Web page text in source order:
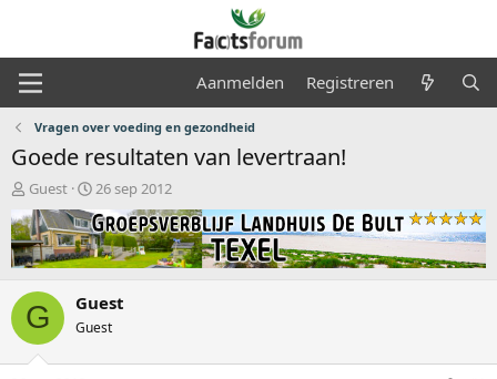
Aanmelden Registreren
Vragen over voeding en gezondheid
Goede resultaten van levertraan!
O
n
d
e
r
w
e
r
p
s
Guest
S
a
r
t
a
t
m
26 sep 2012
G Guest
Guest